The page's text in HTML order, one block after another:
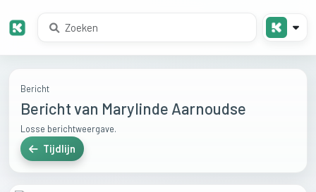
Bericht
Bericht van Marylinde Aarnoudse
Losse berichtweergave.
Tijdlijn